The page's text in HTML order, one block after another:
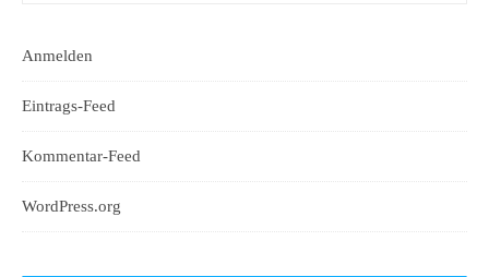
Anmelden
Eintrags-Feed
Kommentar-Feed
WordPress.org